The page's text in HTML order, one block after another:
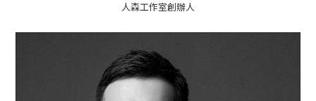
人森工作室創辦人